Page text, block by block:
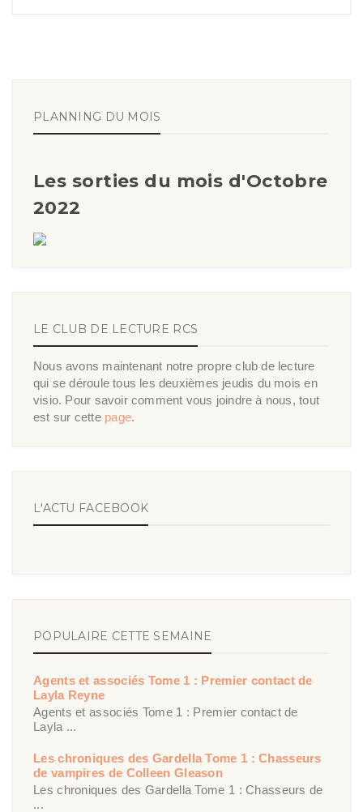
PLANNING DU MOIS
Les sorties du mois d'Octobre
2022
LE CLUB DE LECTURE RCS
Nous avons maintenant notre propre club de lecture
qui se déroule tous les deuxièmes jeudis du mois en
visio. Pour savoir comment vous joindre à nous, tout
est sur cette page.
L'ACTU FACEBOOK
POPULAIRE CETTE SEMAINE
Agents et associés Tome 1 : Premier contact de
Layla Reyne
Agents et associés Tome 1 : Premier contact de
Layla ...
Les chroniques des Gardella Tome 1 : Chasseurs
de vampires de Colleen Gleason
Les chroniques des Gardella Tome 1 : Chasseurs de
...